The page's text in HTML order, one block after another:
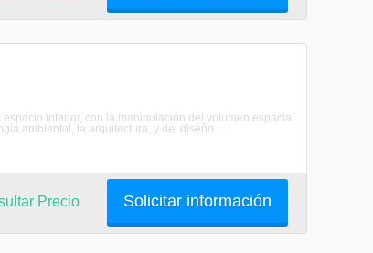
interior, con la manipulación del volumen espacial
ambiental, la arquitectura, y del diseño ...
Solicitar información
Precio